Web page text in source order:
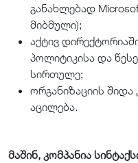
განახლებად
მიბმული);
აქტივ
პოლიტიკისა და
სირთულე;
ორგანიზაციის შიდა
აცილება.
მაშინ, კომპანია